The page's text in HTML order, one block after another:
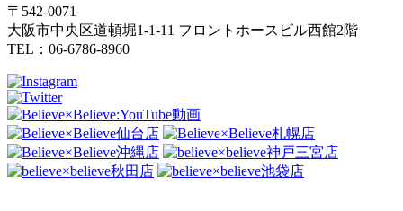
〒542-0071
大阪市中央区道頓堀1-1-11 フロントホースビル西館2階
TEL：06-6786-8960